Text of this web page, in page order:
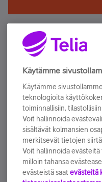
Älä jää paitsi –
Tilaa Telian uutiskirje
sähköpostiisi.
Tilaa nyt
Käytämme
Käytämme
teknologioita
toiminnallisiin,
Voit hallinnoida
sisältävät kolmansien
merkitsevät tietojen
Voit hallinnoida
milloin tahansa
evästeistä saat evästeitä